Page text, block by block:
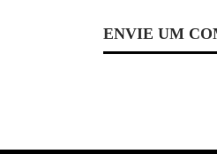
ENVIE UM